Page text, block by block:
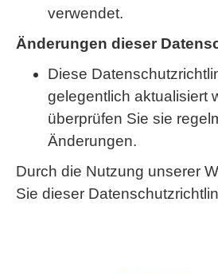
verwendet.
Änderungen dieser
Diese
gelegentlich aktualisiert
überprüfen Sie sie
Änderungen.
Durch die Nutzung unserer
Sie dieser